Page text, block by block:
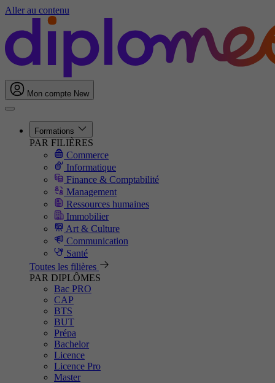
Aller au contenu
Mon compte New
Formations
PAR FILIÈRES
Commerce
Informatique
Finance & Comptabilité
Management
Ressources humaines
Immobilier
Art & Culture
Communication
Santé
Toutes les filières
PAR DIPLÔMES
Bac PRO
CAP
BTS
BUT
Prépa
Bachelor
Licence
Licence Pro
Master